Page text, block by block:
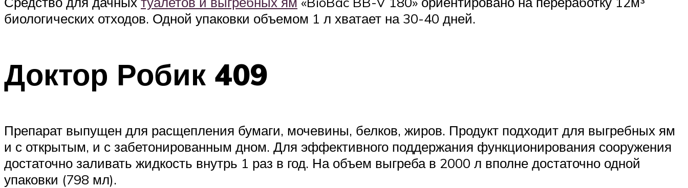
биологических отходов. Одной упаковки объемом 1 л хватает на 30-40 дней.
Доктор Робик 409
Препарат выпущен для расщепления бумаги, мочевины, белков, жиров. Продукт подходит для выгребных ям
и с открытым, и с забетонированным дном. Для эффективного поддержания функционирования сооружения
достаточно заливать жидкость внутрь 1 раз в год. На объем выгреба в 2000 л вполне достаточно одной
упаковки (798 мл).